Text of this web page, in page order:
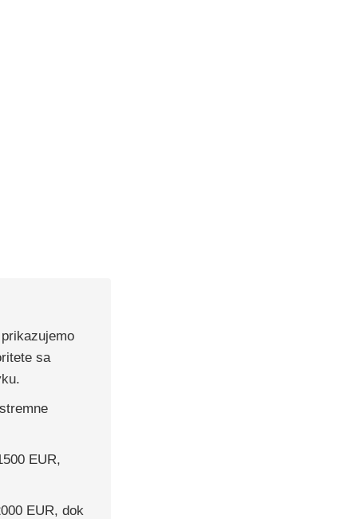
sa
EUR,
EUR, dok